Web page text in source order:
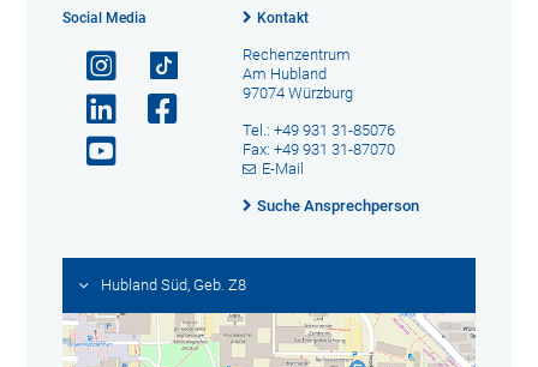
Social Media Kontakt
Rechenzentrum
Am Hubland
97074 Würzburg
Tel.: +49 931 31-85076
Fax: +49 931 31-87070
E-Mail
Suche Ansprechperson
Hubland Süd, Geb. Z8